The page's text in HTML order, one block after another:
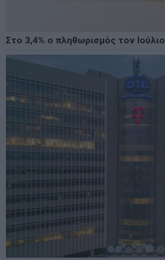
Στο 3,4% ο πληθωρισμός τον Ιούλιο